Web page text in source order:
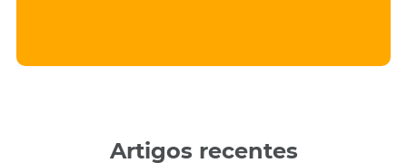
Artigos recentes